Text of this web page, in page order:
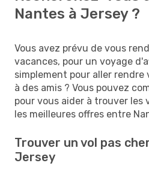
Nantes à Jersey ?
Vous avez prévu de vous
vacances, pour un voyage
simplement pour aller
à des amis ? Vous pouvez
pour vous aider à trouver les
les meilleures offres entre
Trouver un vol pas
Jersey